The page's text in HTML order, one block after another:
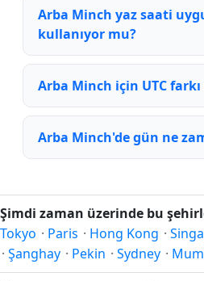
Arba Minch yaz saati
kullanıyor mu?
Arba Minch için UTC
Arba Minch'de gün ne
Şimdi zaman üzerinde bu
Tokyo · Paris · Hong Kong ·
· Şanghay · Pekin · Sydney ·